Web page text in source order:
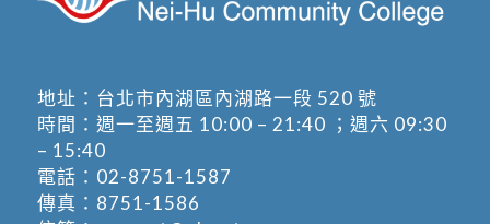
地址： 台北市內湖區內湖路一段 520 號
時間：週一至週五 10:00 – 21:40 ；週六 09:30
– 15:40
電話： 02-8751-1587
傳真：8751-1586